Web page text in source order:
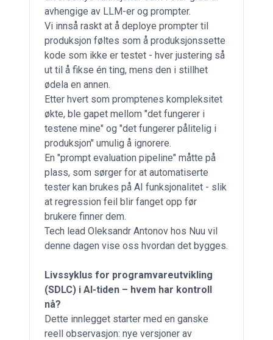
avhengige av LLM-er og prompter.
Vi innså raskt at å deploye prompter til
produksjon føltes som å produksjonssette
kode som ikke er testet - hver justering så
ut til å fikse én ting, mens den i stillhet
ødela en annen.
Etter hvert som promptenes kompleksitet
økte, ble gapet mellom "det fungerer i
testene mine" og "det fungerer pålitelig i
produksjon" umulig å ignorere.
En "prompt evaluation pipeline" måtte på
plass, som sørger for at automatiserte
tester kan brukes på AI funksjonalitet - slik
at regression feil blir fanget opp før
brukere finner dem.
Tech lead Oleksandr Antonov hos Nuu vil
denne dagen vise oss hvordan det bygges.
Livssyklus for programvareutvikling
(SDLC) i AI-tiden – hvem har kontroll
nå?
Dette innlegget starter med en ganske
reell observasjon: nye versjoner av